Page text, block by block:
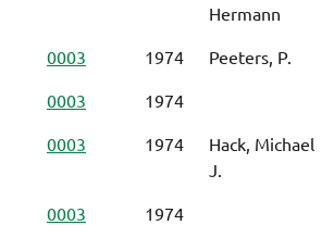
Hermann
0003 1974 Peeters, P.
0003
1974
0003
1974
Hack, Michael
J.
0003 1974